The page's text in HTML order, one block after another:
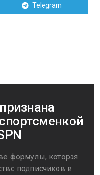
Telegram
формулы, которая
подписчиков в